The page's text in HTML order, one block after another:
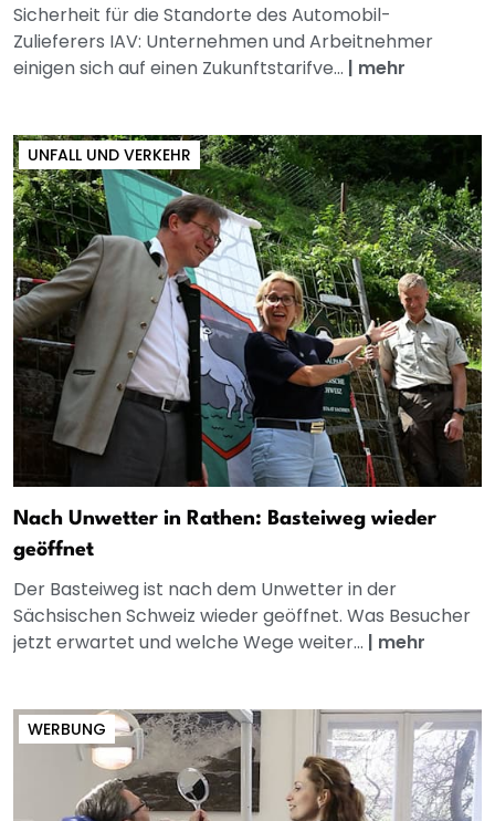
Sicherheit für die Standorte des Automobil-
Zulieferers IAV: Unternehmen und Arbeitnehmer
einigen sich auf einen Zukunftstarifve... | mehr
UNFALL UND VERKEHR
Nach Unwetter in Rathen: Basteiweg wieder
geöffnet
Der Basteiweg ist nach dem Unwetter in der
Sächsischen Schweiz wieder geöffnet. Was Besucher
jetzt erwartet und welche Wege weiter... | mehr
WERBUNG